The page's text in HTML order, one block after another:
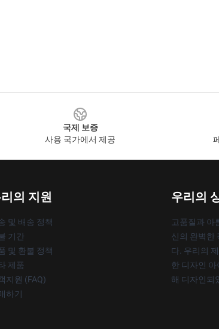
국제 보증
사용 국가에서 제공
의 지원
및 배송 정책
기간
및 환불 정책
제품
지원 (FAQ)
하기
우리의
고품질과 아
신의 완벽한
다. 우리의
한 디자인
해 디자인되